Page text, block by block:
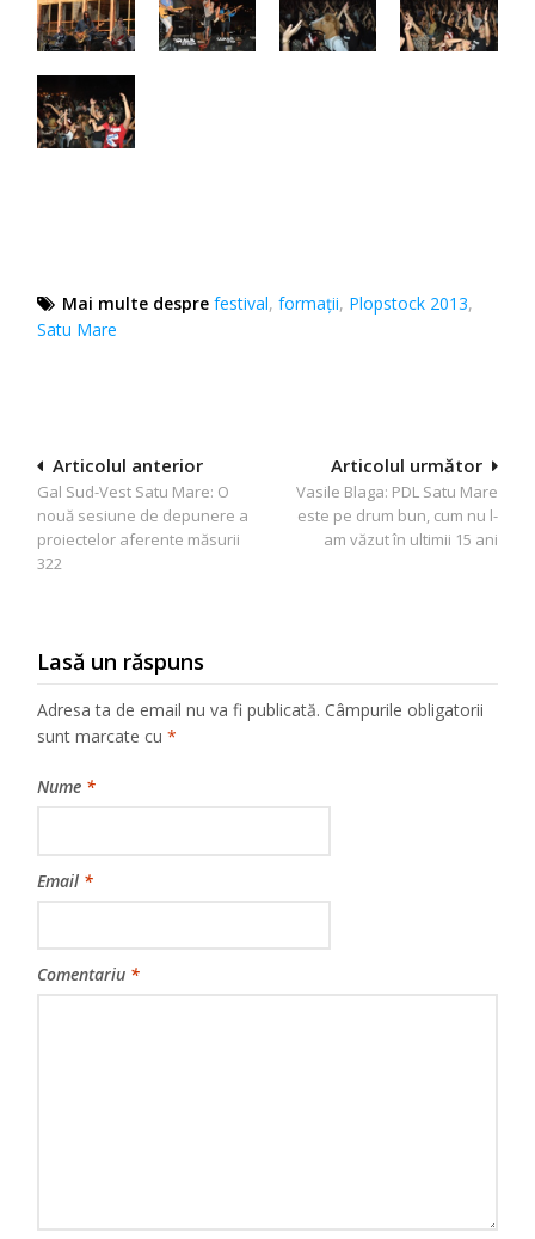
Mai multe despre festival,formaţii, Plopstock 2013,
Satu Mare
Navigare
în
articole
Articolul următor
Vasile Blaga: PDL Satu Mare
este pe drum bun, cum nu l-
am văzut în ultimii 15 ani
Articolul anterior
Gal Sud-Vest Satu Mare: O
nouă sesiune de depunere a
proiectelor aferente măsurii
322
Lasă un răspuns
Adresa ta de email nu va fi publicată. Câmpurile obligatorii
sunt marcate cu*
Nume *
Email *
Comentariu *